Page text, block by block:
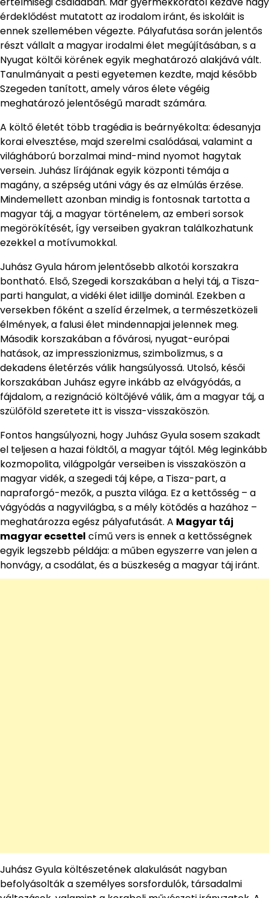
érdeklődést mutatott az irodalom iránt, és iskoláit is
ennek szellemében végezte. Pályafutása során jelentős
részt vállalt a magyar irodalmi élet megújításában, s a
Nyugat költői körének egyik meghatározó alakjává vált.
Tanulmányait a pesti egyetemen kezdte, majd később
Szegeden tanított, amely város élete végéig
meghatározó jelentőségű maradt számára.
A költő életét több tragédia is beárnyékolta: édesanyja
korai elvesztése, majd szerelmi csalódásai, valamint a
világháború borzalmai mind-mind nyomot hagytak
versein. Juhász lírájának egyik központi témája a
magány, a szépség utáni vágy és az elmúlás érzése.
Mindemellett azonban mindig is fontosnak tartotta a
magyar táj, a magyar történelem, az emberi sorsok
megörökítését, így verseiben gyakran találkozhatunk
ezekkel a motívumokkal.
Juhász Gyula három jelentősebb alkotói korszakra
bontható. Első, Szegedi korszakában a helyi táj, a Tisza-
parti hangulat, a vidéki élet idillje dominál. Ezekben a
versekben főként a szelíd érzelmek, a természetközeli
élmények, a falusi élet mindennapjai jelennek meg.
Második korszakában a fővárosi, nyugat-európai
hatások, az impresszionizmus, szimbolizmus, s a
dekadens életérzés válik hangsúlyossá. Utolsó, késői
korszakában Juhász egyre inkább az elvágyódás, a
fájdalom, a rezignáció költőjévé válik, ám a magyar táj, a
szülőföld szeretete itt is vissza-visszaköszön.
Fontos hangsúlyozni, hogy Juhász Gyula sosem szakadt
el teljesen a hazai földtől, a magyar tájtól. Még leginkább
kozmopolita, világpolgár verseiben is visszaköszön a
magyar vidék, a szegedi táj képe, a Tisza-part, a
napraforgó-mezők, a puszta világa. Ez a kettősség – a
vágyódás a nagyvilágba, s a mély kötődés a hazához –
meghatározza egész pályafutását. A Magyar táj
magyar ecsettel című vers is ennek a kettősségnek
egyik legszebb példája: a műben egyszerre van jelen a
honvágy, a csodálat, és a büszkeség a magyar táj iránt.
Juhász Gyula költészetének alakulását nagyban
befolyásolták a személyes sorsfordulók, társadalmi